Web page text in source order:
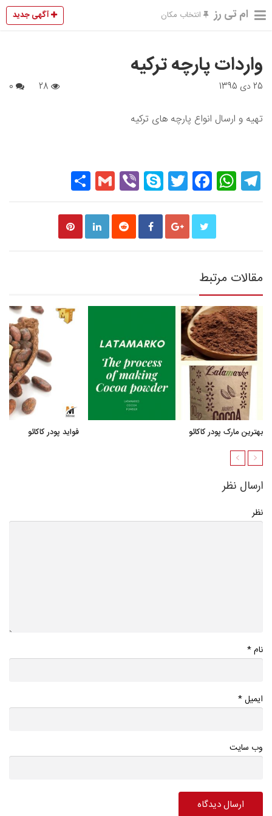
ام تی رز انتخاب مکان آگهی جدید
واردات پارچه ترکیه
25 دی 1395
تهیه و ارسال انواع پارچه های ترکیه
Telegram
WhatsApp
Facebook
Twitter
Skype
Viber
Gmail
مقالات مرتبط
بهترین مارک پودر کاکائو فواید پودر کاکائو
ارسال نظر
نظر
نام*
ایمیل*
وب سایت